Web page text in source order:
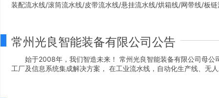
装配流水线/滚筒流水线/皮带流水线/悬挂流水线/烘箱线/网带线/板
常州光良智能装备有限公司公告
始于2008年，我们智造未来！ 常州光良智能装备有限公司母
工厂及信息系统集成解决方案， 在工业流水线，自动化生产线、无